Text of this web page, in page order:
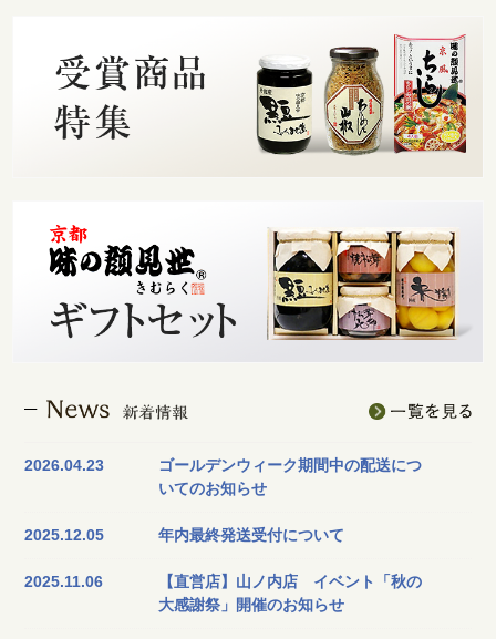
2026.04.23
ゴールデンウィーク期間中の配送につ
いてのお知らせ
2025.12.05 年内最終発送受付について
2025.11.06
【直営店】山ノ内店 イベント「秋の
大感謝祭」開催のお知らせ